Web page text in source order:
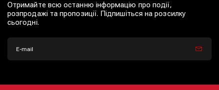
Отримайте всю останню інформацію про події,
розпродажі та пропозиції. Підпишіться на розсилку
сьогодні.